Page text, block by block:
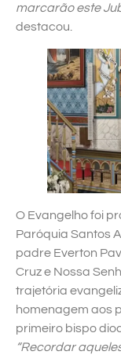
marcarão este
destacou.
O Evangelho foi
Paróquia Santos
padre Everton
Cruz e Nossa
trajetória
homenagem aos
primeiro bispo
“Recordar